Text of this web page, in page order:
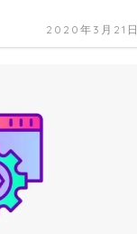
2020年3月21日